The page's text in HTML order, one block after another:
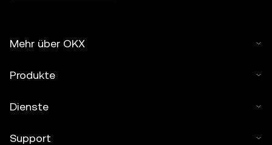
Mehr über OKX
Produkte
Dienste
Support